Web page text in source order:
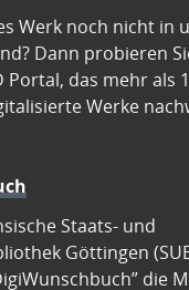
Werk noch nicht in
Dann probieren
Portal, das mehr als
Werke
Staats- und
Göttingen
die